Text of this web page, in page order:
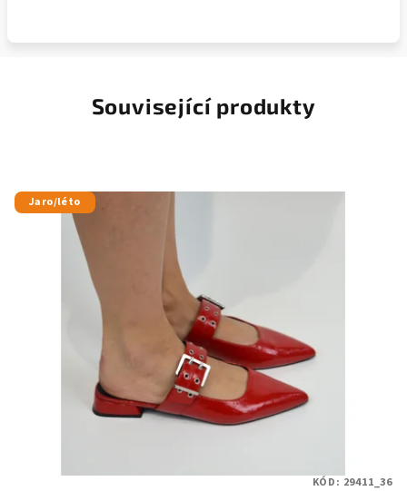
Související produkty
Jaro/léto
KÓD: 29411_36